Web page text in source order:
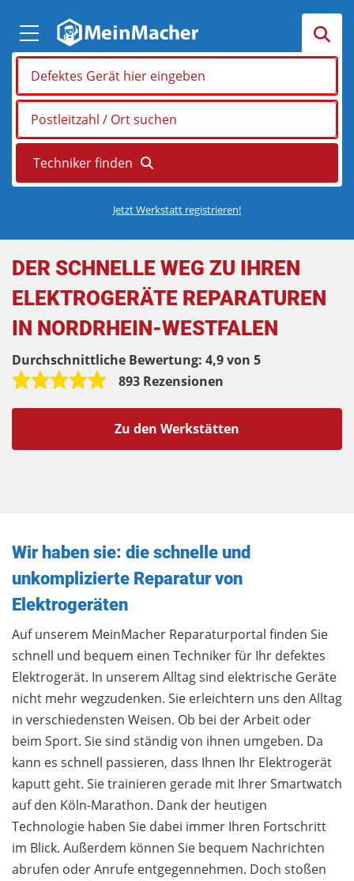
Jetzt Werkstatt registrieren!
DER SCHNELLE WEG ZU IHREN
ELEKTROGERÄTE REPARATUREN
IN NORDRHEIN-WESTFALEN
Durchschnittliche Bewertung: 4,9 von 5
893 Rezensionen
Zu den Werkstätten
Wir haben sie: die schnelle und
unkomplizierte Reparatur von
Elektrogeräten
Auf unserem MeinMacher Reparaturportal finden Sie
schnell und bequem einen Techniker für Ihr defektes
Elektrogerät. In unserem Alltag sind elektrische Geräte
nicht mehr wegzudenken. Sie erleichtern uns den Alltag
in verschiedensten Weisen. Ob bei der Arbeit oder
beim Sport. Sie sind ständig von ihnen umgeben. Da
kann es schnell passieren, dass Ihnen Ihr Elektrogerät
kaputt geht. Sie trainieren gerade mit Ihrer Smartwatch
auf den Köln-Marathon. Dank der heutigen
Technologie haben Sie dabei immer Ihren Fortschritt
im Blick. Außerdem können Sie bequem Nachrichten
abrufen oder Anrufe entgegennehmen. Doch stoßen